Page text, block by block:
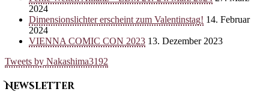
2024
Dimensionslichter erscheint zum Valentinstag! 14. Februar
2024
VIENNA COMIC CON 2023 13. Dezember 2023
Tweets by Nakashima3192
Newsletter